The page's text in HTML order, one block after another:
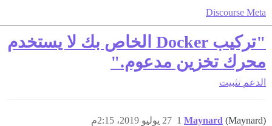
Discourse Meta
"تركيب Docker الخاص بك لا يستخدم
محرك تخزين مدعوم."
الدعم تثبيت
Maynard (Maynard) 27 يوليو 2019، 2:15م 1